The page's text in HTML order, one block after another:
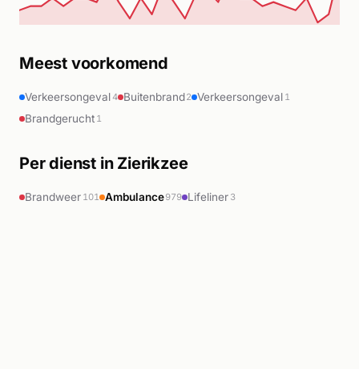
Meest voorkomend
Verkeersongeval4 Buitenbrand2 Verkeersongeval 1
Brandgerucht 1
Per dienst in Zierikzee
Brandweer 101 Ambulance979 Lifeliner 3